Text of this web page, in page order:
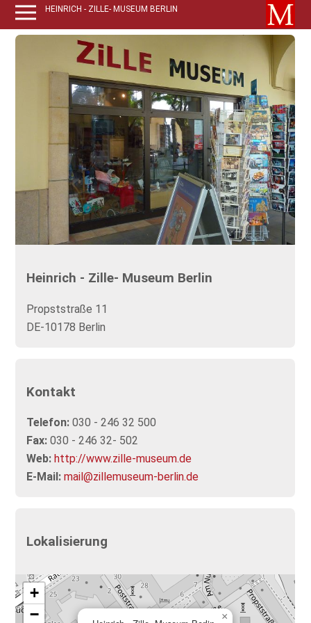
HEINRICH - ZILLE- MUSEUM BERLIN
Heinrich - Zille- Museum Berlin
Propststraße 11
DE-10178 Berlin
Kontakt
Telefon: 030 - 246 32 500
Fax: 030 - 246 32- 502
Web: http://www.zille-museum.de
E-Mail: mail@zillemuseum-berlin.de
Lokalisierung
×
+
−